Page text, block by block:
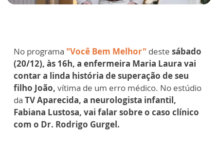
No programa "Você Bem Melhor" deste sábado
(20/12), às 16h, a enfermeira Maria Laura vai
contar a linda história de superação de seu
filho João, vítima de um erro médico. No estúdio
da TV Aparecida, a neurologista infantil,
Fabiana Lustosa, vai falar sobre o caso clínico
com o Dr. Rodrigo Gurgel.